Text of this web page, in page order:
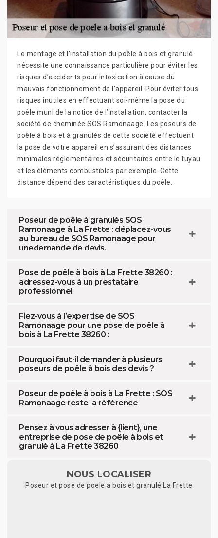
Le montage et l’installation du poêle à bois et granulé
nécessite une connaissance particulière pour éviter les
risques d’accidents pour intoxication à cause du
mauvais fonctionnement de l’appareil. Pour éviter tous
risques inutiles en effectuant soi-même la pose du
poêle muni de la notice de l’installation, contacter la
société de cheminée SOS Ramonaage. Les poseurs de
poêle à bois et à granulés de cette société effectuent
la pose de votre appareil en s’assurant des distances
minimales réglementaires et sécuritaires entre le tuyau
et les éléments combustibles par exemple. Cette
distance dépend des caractéristiques du poêle.
Poseur de poêle à granulés SOS
Ramonaage à La Frette : déplacez-vous
au bureau de SOS Ramonaage pour
unedemande de devis.
Pose de poêle à bois à La Frette 38260 :
adressez-vous à un prestataire
professionnel
Fiez-vous à l’expertise de SOS
Ramonaage pour une pose de poêle à
bois à La Frette 38260 :
Pourquoi faut-il demander à plusieurs
poseurs de poêle à bois des devis ?
Poseur de poêle à bois à La Frette : SOS
Ramonaage reste la référence
Pensez à vous adresser à {lient}, une
entreprise de pose de poêle à bois et
granulé à La Frette 38260
NOUS LOCALISER
Poseur et pose de poele a bois et granulé La Frette